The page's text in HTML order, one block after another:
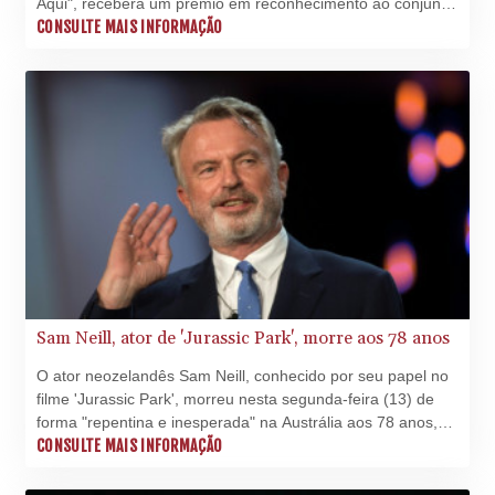
de sua carreira no Festival de Cinema de Veneza deste
CONSULTE MAIS INFORMAÇÃO
Sam Neill, ator de 'Jurassic Park', morre aos 78 anos
O ator neozelandês Sam Neill, conhecido por seu papel no
filme 'Jurassic Park', morreu nesta segunda-feira (13) de
forma "repentina e inesperada" na Austrália aos 78 anos,
informou a família em um comunicado.
CONSULTE MAIS INFORMAÇÃO